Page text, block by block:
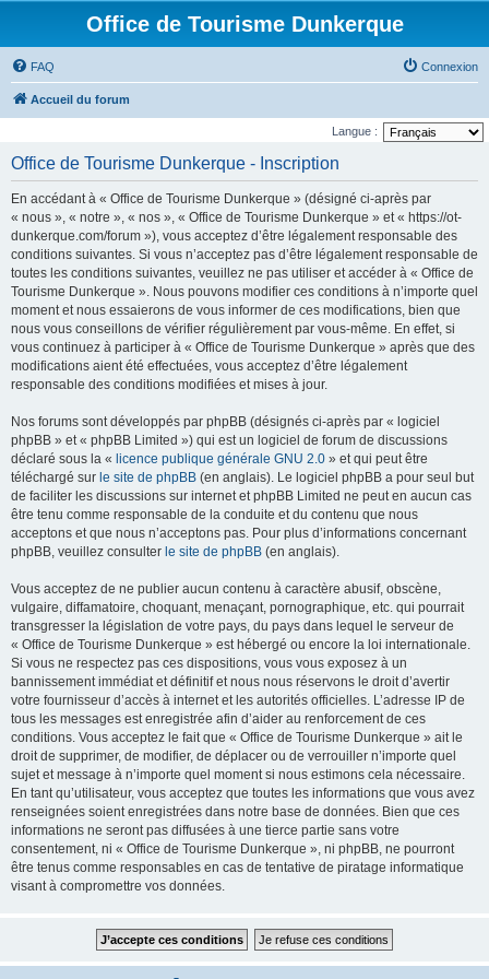
Office de Tourisme Dunkerque
FAQ Connexion
Accueil du forum
Langue :
Office de Tourisme Dunkerque - Inscription
En accédant à « Office de Tourisme Dunkerque » (désigné ci-après par
« nous », « notre », « nos », « Office de Tourisme Dunkerque » et « https://ot-
dunkerque.com/forum »), vous acceptez d’être légalement responsable des
conditions suivantes. Si vous n’acceptez pas d’être légalement responsable de
toutes les conditions suivantes, veuillez ne pas utiliser et accéder à « Office de
Tourisme Dunkerque ». Nous pouvons modifier ces conditions à n’importe quel
moment et nous essaierons de vous informer de ces modifications, bien que
nous vous conseillons de vérifier régulièrement par vous-même. En effet, si
vous continuez à participer à « Office de Tourisme Dunkerque » après que des
modifications aient été effectuées, vous acceptez d’être légalement
responsable des conditions modifiées et mises à jour.
Nos forums sont développés par phpBB (désignés ci-après par « logiciel
phpBB » et « phpBB Limited ») qui est un logiciel de forum de discussions
déclaré sous la « licence publique générale GNU 2.0 » et qui peut être
téléchargé sur le site de phpBB (en anglais). Le logiciel phpBB a pour seul but
de faciliter les discussions sur internet et phpBB Limited ne peut en aucun cas
être tenu comme responsable de la conduite et du contenu que nous
acceptons et que nous n’acceptons pas. Pour plus d’informations concernant
phpBB, veuillez consulter le site de phpBB (en anglais).
Vous acceptez de ne publier aucun contenu à caractère abusif, obscène,
vulgaire, diffamatoire, choquant, menaçant, pornographique, etc. qui pourrait
transgresser la législation de votre pays, du pays dans lequel le serveur de
« Office de Tourisme Dunkerque » est hébergé ou encore la loi internationale.
Si vous ne respectez pas ces dispositions, vous vous exposez à un
bannissement immédiat et définitif et nous nous réservons le droit d’avertir
votre fournisseur d’accès à internet et les autorités officielles. L’adresse IP de
tous les messages est enregistrée afin d’aider au renforcement de ces
conditions. Vous acceptez le fait que « Office de Tourisme Dunkerque » ait le
droit de supprimer, de modifier, de déplacer ou de verrouiller n’importe quel
sujet et message à n’importe quel moment si nous estimons cela nécessaire.
En tant qu’utilisateur, vous acceptez que toutes les informations que vous avez
renseignées soient enregistrées dans notre base de données. Bien que ces
informations ne seront pas diffusées à une tierce partie sans votre
consentement, ni « Office de Tourisme Dunkerque », ni phpBB, ne pourront
être tenus comme responsables en cas de tentative de piratage informatique
visant à compromettre vos données.